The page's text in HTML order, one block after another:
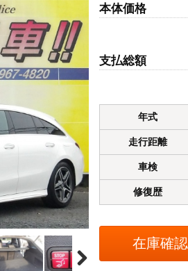
本体価格
支払総額
年式
走行距離
車検
修復歴